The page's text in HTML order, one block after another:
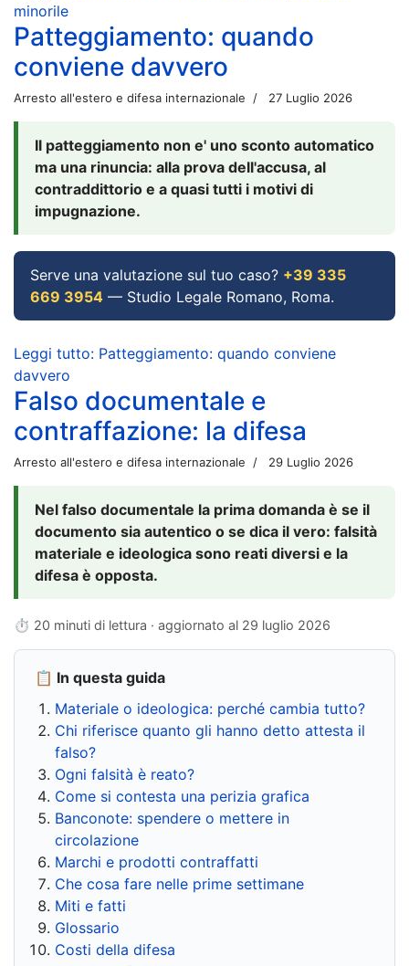
minorile
Patteggiamento: quando
conviene davvero
Arresto all'estero e difesa internazionale 27 Luglio 2026
Il patteggiamento non e' uno sconto automatico
ma una rinuncia: alla prova dell'accusa, al
contraddittorio e a quasi tutti i motivi di
impugnazione.
Serve una valutazione sul tuo caso? +39 335
669 3954 — Studio Legale Romano, Roma.
Leggi tutto: Patteggiamento: quando conviene
davvero
Falso documentale e
contraffazione: la difesa
Arresto all'estero e difesa internazionale 29 Luglio 2026
Nel falso documentale la prima domanda è se il
documento sia autentico o se dica il vero: falsità
materiale e ideologica sono reati diversi e la
difesa è opposta.
⏱ 20 minuti di lettura · aggiornato al 29 luglio 2026
📋 In questa guida
Materiale o ideologica: perché cambia tutto?
Chi riferisce quanto gli hanno detto attesta il
falso?
Ogni falsità è reato?
Come si contesta una perizia grafica
Banconote: spendere o mettere in
circolazione
Marchi e prodotti contraffatti
Che cosa fare nelle prime settimane
Miti e fatti
Glossario
Costi della difesa